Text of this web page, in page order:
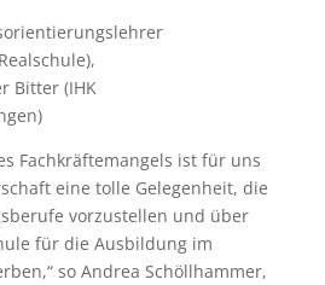
Bitter (IHK
Fachkräftemangels ist für uns
eine tolle Gelegenheit, die
vorzustellen und über
für die Ausbildung im
so Andrea Schöllhammer,